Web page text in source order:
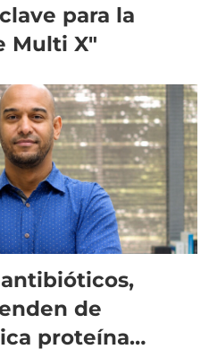
para la
Multi X"
de
proteína